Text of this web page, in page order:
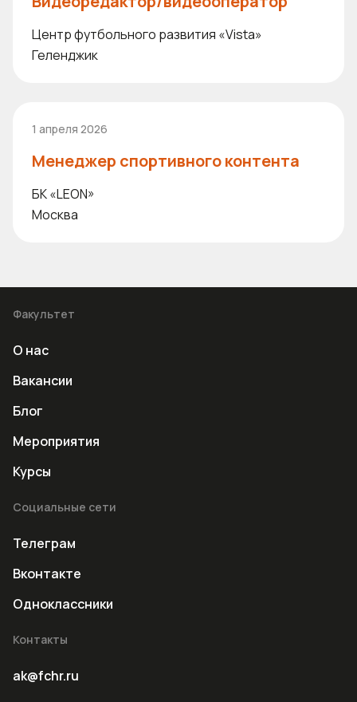
Центр футбольного развития «Vista»
Геленджик
1 апреля 2026
Менеджер спортивного контента
БК «LEON»
Москва
Факультет
О нас
Вакансии
Блог
Мероприятия
Курсы
Социальные сети
Телеграм
Вконтакте
Одноклассники
Контакты
ak@fchr.ru